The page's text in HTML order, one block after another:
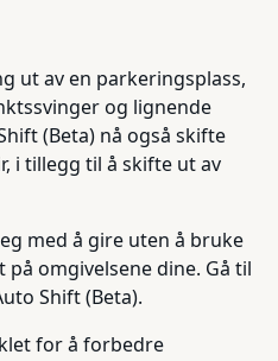
ut av en parkeringsplass,
og lignende
(Beta) nå også skifte
i tillegg til å skifte ut av
med å gire uten å bruke
omgivelsene dine. Gå til
Shift (Beta).
for å forbedre